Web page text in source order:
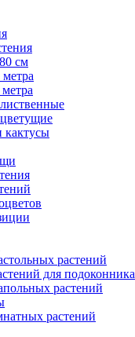
см
кактусы
растений
для подоконника
растений
растений